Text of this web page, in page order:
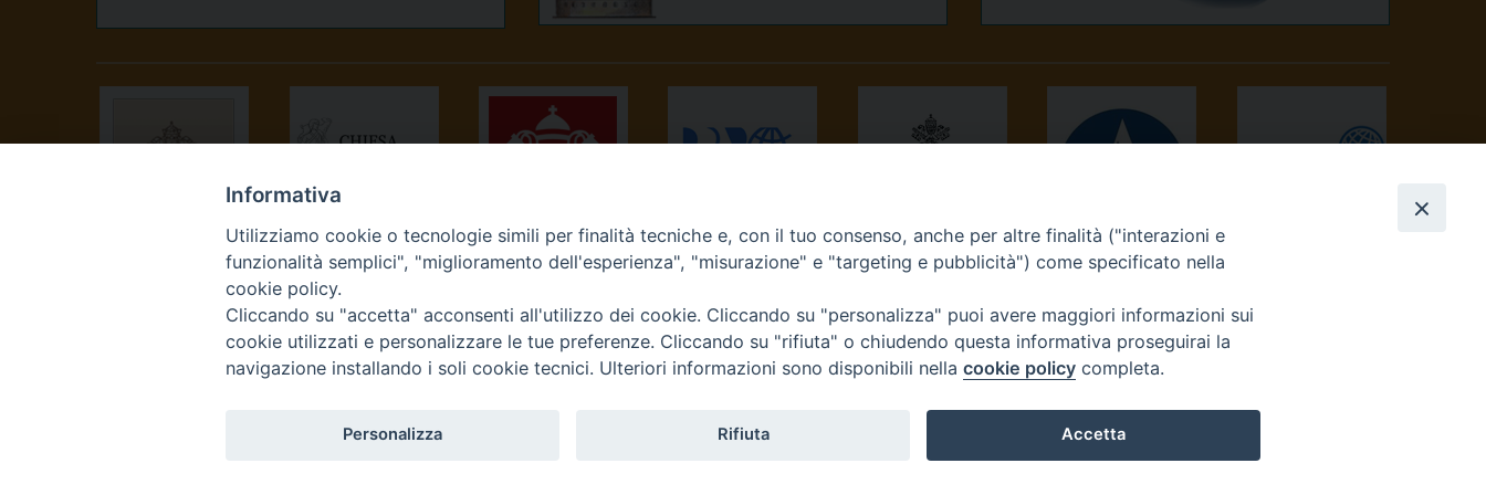
CONFERENZA
EPISCOPALE
ITALIANA
NEWS.VA RADIO VATICANA
OSSERVATORE
ROMANO
AVVENIRE
Curia Vescovile Piazza Castello, 3 10015 Ivrea (To) Tel. 0125.641138 Fax 0125.40296 segreteriacuria@diocesivrea.it
Informativa
Utilizziamo cookie o tecnologie simili per finalità tecniche e, con il tuo consenso, anche per altre finalità ("interazioni e
funzionalità semplici", "miglioramento dell'esperienza", "misurazione" e "targeting e pubblicità") come specificato nella
cookie policy.
Cliccando su "accetta" acconsenti all'utilizzo dei cookie. Cliccando su "personalizza" puoi avere maggiori informazioni sui
cookie utilizzati e personalizzare le tue preferenze. Cliccando su "rifiuta" o chiudendo questa informativa proseguirai la
navigazione installando i soli cookie tecnici. Ulteriori informazioni sono disponibili nella cookie policy completa.
Personalizza Rifiuta Accetta